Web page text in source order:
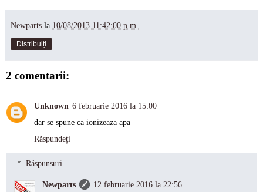
Newparts la 10/08/2013 11:42:00 p.m.
Distribuiți
2 comentarii:
Unknown 6 februarie 2016 la 15:00
dar se spune ca ionizeaza apa
Răspundeți
Răspunsuri
Newparts
12 februarie 2016 la 22:56